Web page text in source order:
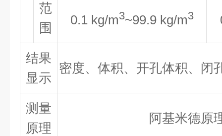
范
围
0.1 kg/m3~99.9 kg/m3
结果
显示
密度、体积、开孔体积、闭
测量
原理
阿基米德原